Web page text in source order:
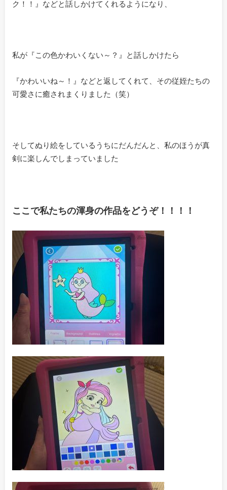
ク！！』などと話しかけてくれるようになり、
私が『この色かわいくない～？』と話しかけたら
『かわいいね～！』などと返してくれて、その従姪たちの
可愛さに癒されまくりました（笑）
そしてぬり絵をしているうちにだんだんと、私のほうが真
剣に楽しんでしまっていました
ここで私たちの渾身の作品をどうぞ！！！！